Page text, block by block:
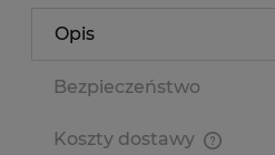
Opis
Bezpieczeństwo
Koszty dostawy